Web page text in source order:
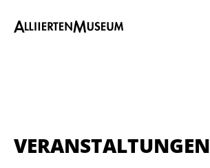
VERANSTALTUNGEN